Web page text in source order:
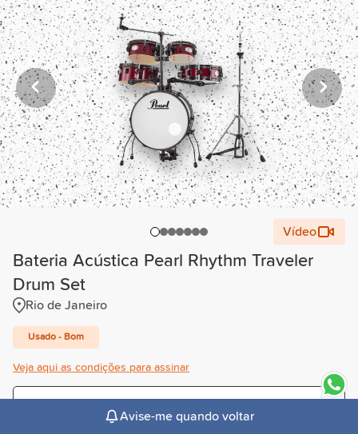
Vídeo
Bateria Acústica Pearl Rhythm Traveler
Drum Set
Rio de Janeiro
Usado - Bom
Veja aqui as condições para assinar
/mês
Avise-me quando voltar